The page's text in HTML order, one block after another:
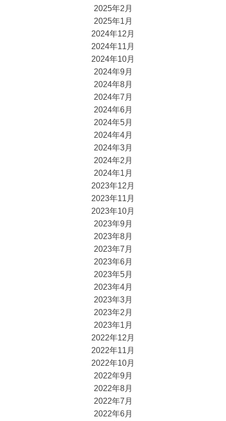
2025年2月
2025年1月
2024年12月
2024年11月
2024年10月
2024年9月
2024年8月
2024年7月
2024年6月
2024年5月
2024年4月
2024年3月
2024年2月
2024年1月
2023年12月
2023年11月
2023年10月
2023年9月
2023年8月
2023年7月
2023年6月
2023年5月
2023年4月
2023年3月
2023年2月
2023年1月
2022年12月
2022年11月
2022年10月
2022年9月
2022年8月
2022年7月
2022年6月